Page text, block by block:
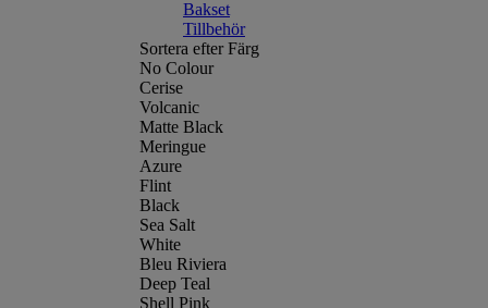
Bakset
Tillbehör
Sortera efter Färg
No Colour
Cerise
Volcanic
Matte Black
Meringue
Azure
Flint
Black
Sea Salt
White
Bleu Riviera
Deep Teal
Shell Pink